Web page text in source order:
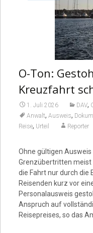
O-Ton:
Kreuzfahrt
1. Juli 2026 DAV,
Anwalt, Ausweis,
Reise, Urteil Reporter
Ohne gültigen
Grenzübertritten meist
die Fahrt nur durch die
Reisenden kurz vor
Personalausweis
Anspruch auf
Reisepreises, so das